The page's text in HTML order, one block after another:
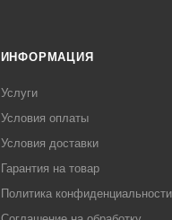
ИНФОРМАЦИЯ
Услуги
Условия оплаты
Условия доставки
Гарантия на товар
Политика конфиденциальности